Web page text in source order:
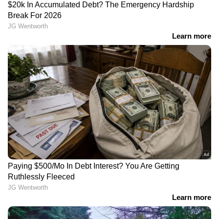
മൂന്ന് മരണം ,
രക്ഷാപ്രവർത്തനം
തുടരുന്നു
എത്താൻ അടിയന്തര
LATEST VIDEOS
സവർക്കർ ചോദ്യവിവാദത്തിൽ‌
കാസർകോട് വിദ്യാഭ്യാസ